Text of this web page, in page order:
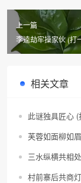
上一篇
李逵劫牢操家伙 (打
相关文章
此谜独具匠心
芙蓉如面柳如
三水纵横共相
村前寨后共商